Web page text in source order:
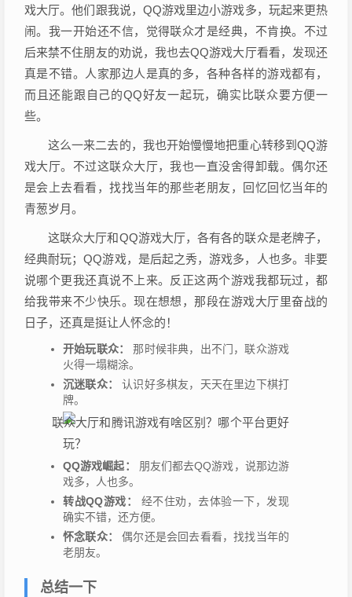
戏大厅。他们跟我说，QQ游戏里边小游戏多，玩起来更热
闹。我一开始还不信，觉得联众才是经典，不肯换。不过
后来禁不住朋友的劝说，我也去QQ游戏大厅看看，发现还
真是不错。人家那边人是真的多，各种各样的游戏都有，
而且还能跟自己的QQ好友一起玩，确实比联众要方便一
些。
这么一来二去的，我也开始慢慢地把重心转移到QQ游
戏大厅。不过这联众大厅，我也一直没舍得卸载。偶尔还
是会上去看看，找找当年的那些老朋友，回忆回忆当年的
青葱岁月。
这联众大厅和QQ游戏大厅，各有各的联众是老牌子，
经典耐玩；QQ游戏，是后起之秀，游戏多，人也多。非要
说哪个更我还真说不上来。反正这两个游戏我都玩过，都
给我带来不少快乐。现在想想，那段在游戏大厅里奋战的
日子，还真是挺让人怀念的！
开始玩联众：
那时候非典，出不门，联众游戏
火得一塌糊涂。
沉迷联众：
认识好多棋友，天天在里边下棋打
牌。
QQ游戏崛起：
朋友们都去QQ游戏，说那边游
戏多，人也多。
转战QQ游戏：
经不住劝，去体验一下，发现
确实不错，还方便。
怀念联众：
偶尔还是会回去看看，找找当年的
老朋友。
总结一下